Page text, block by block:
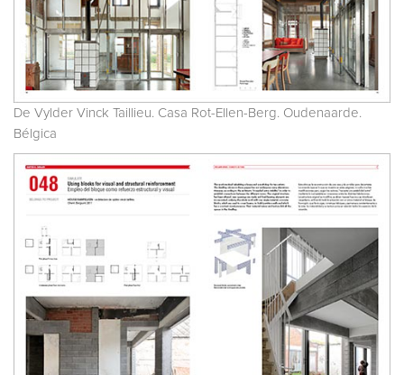
De Vylder Vinck Taillieu. Casa Rot-Ellen-Berg. Oudenaarde.
Bélgica